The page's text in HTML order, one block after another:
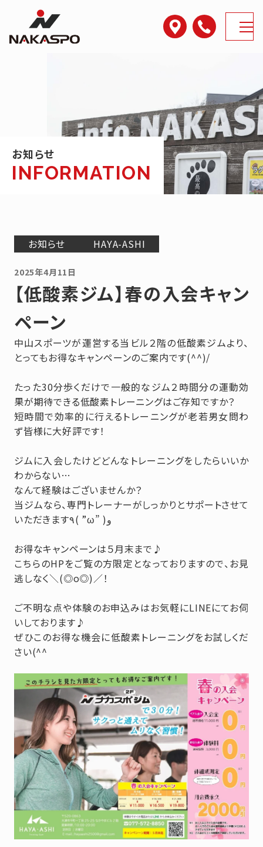
アクセス電話番号
MENU
お知らせ
お知らせ HAYA-ASHI
2025年4月11日
【低酸素ジム】春の入会キャン
ペーン
中山スポーツが運営する当ビル２階の低酸素ジムより、
とってもお得なキャンペーンのご案内です(^^)/
たった30分歩くだけで一般的なジム２時間分の運動効
果が期待できる低酸素トレーニングはご存知ですか？
短時間で効率的に行えるトレーニングが老若男女問わ
ず皆様に大好評です！
ジムに入会したけどどんなトレーニングをしたらいいか
わからない…
なんて経験はございませんか？
当ジムなら、専門トレーナーがしっかりとサポートさせて
いただきます٩( ”ω” )و
お得なキャンペーンは５月末まで♪
こちらのHPをご覧の方限定となっておりますので、お見
逃しなく＼(◎o◎)／！
ご不明な点や体験のお申込みはお気軽にLINEにてお伺
いしております♪
ぜひこのお得な機会に低酸素トレーニングをお試しくだ
さい(^^